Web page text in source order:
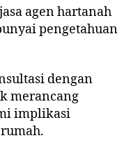
agen hartanah
pengetahuan
dengan
merancang
implikasi